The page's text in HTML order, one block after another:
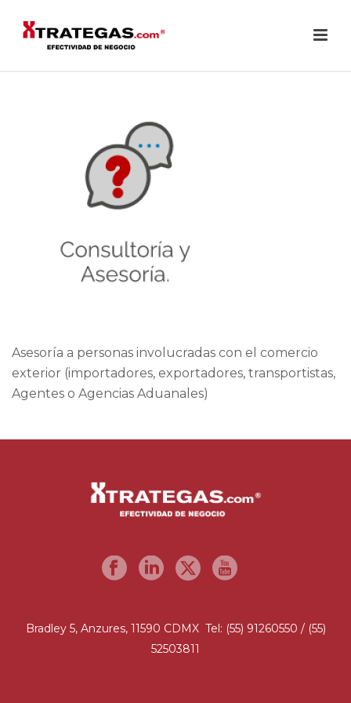
Asesoría a personas involucradas con el comercio
exterior (importadores, exportadores, transportistas,
Agentes o Agencias Aduanales)
Bradley 5, Anzures, 11590 CDMX Tel: (55) 91260550 / (55)
52503811